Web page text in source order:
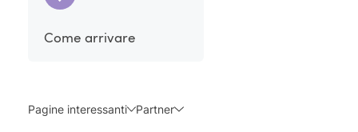
Come arrivare
Pagine interessanti Partner